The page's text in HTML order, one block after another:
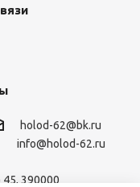
holod-62@bk.ru
info@holod-62.ru
45, 390000